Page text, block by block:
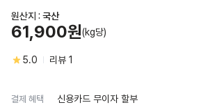
원산지 : 국산
61,900원(kg당)
5.0 리뷰 1
결제 혜택 신용카드 무이자 할부